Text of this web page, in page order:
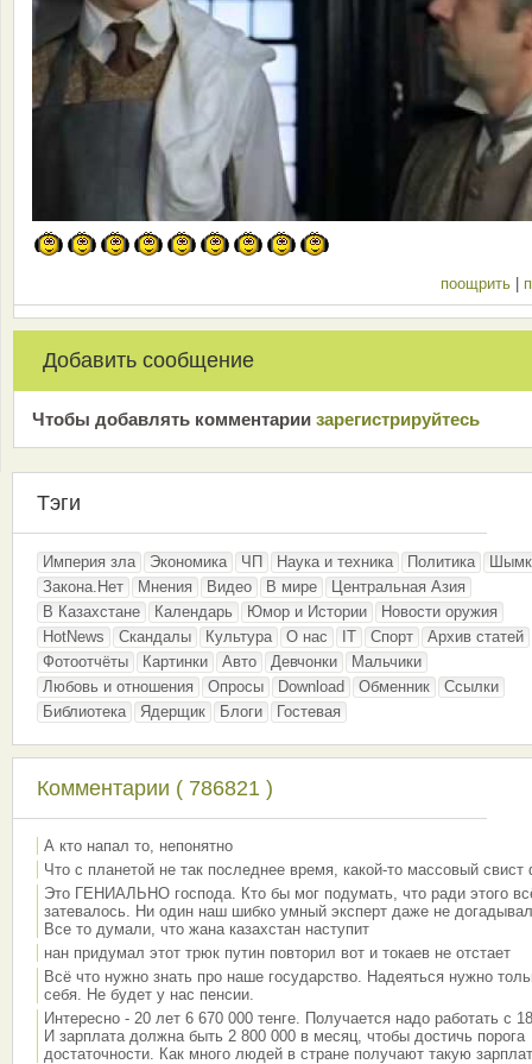
поощрить |
Добавить сообщение
Чтобы добавлять комментарии зарeгиcтрирyйтeсь
Тэги
Империя зла Экономика ЧП Наука и техника Политика
Закона.Нет
Мнения Видео В мире
Центральная Азия
В Казахстане
Календарь Юмор и Истории
Новости оружия
HotNews
Скандалы Культура О нас IT Спорт
Архив статей
Фотоотчёты
Картинки Авто Девчонки
Мальчики
Любовь и отношения
Опросы Download Обменник
Ссылки
Библиотека
Ядерщик Блоги Гостевая
Комментарии ( 786821 )
А кто напал то, непонятно
Что с планетой не так последнее время, какой-то массовый свист
Это ГЕНИАЛЬНО господа. Кто бы мог подумать, что ради этого
затевалось. Ни один наш шибко умный эксперт даже не
Все то думали, что жана казахстан наступит
нан придумал этот трюк путин повторил вот и токаев не отстает
Всё что нужно знать про наше государство. Надеяться нужно
себя. Не будет у нас пенсии.
Интересно - 20 лет 6 670 000 тенге. Получается надо работать с
И зарплата должна быть 2 800 000 в месяц, чтобы достичь порога
достаточности. Как много людей в стране получают такую